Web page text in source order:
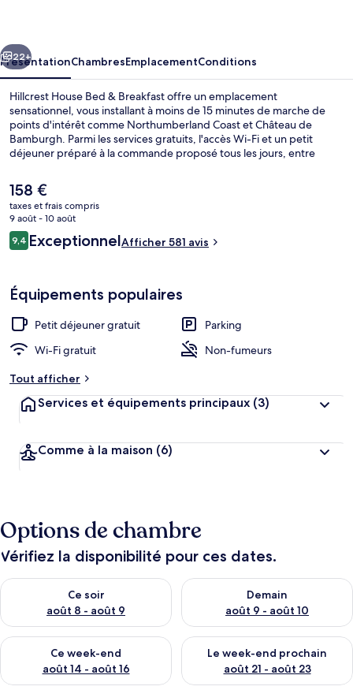
Breakfast
Suivant
22+
PrésentationChambresEmplacementConditions
Hillcrest House Bed & Breakfast offre un emplacement
sensationnel, vous installant à moins de 15 minutes de marche de
points d'intérêt comme Northumberland Coast et Château de
Bamburgh. Parmi les services gratuits, l'accès Wi-Fi et un petit
déjeuner préparé à la commande proposé tous les jours, entre
remportent un franc succès auprès des autres voyageurs.
Le
prix
actuel
est
de
158 €
taxes et frais compris
9 août - 10 août
Avis
voyageurs
9,49,4 sur 10
ExceptionnelAfficher 581 avis
Équipements populaires
Petit déjeuner gratuit
Parking
Wi-Fi gratuit
Non-fumeurs
Tout afficher
Services et équipements principaux (3)
Comme à la maison (6)
Options de chambre
Vérifiez la disponibilité pour ces dates.
Ce soir
août 8 - août 9
Vérifier la disponibilité pour ce soir août 8 - août 9
Demain
août 9 - août 10
Vérifier la disponibilité pour
Ce week-end
août 14 - août 16
Vérifier la disponibilité pour ce week-end août 14 - août 16
Le week-end prochain
août 21 - août 23
Vérifier la disponibilité pour